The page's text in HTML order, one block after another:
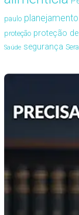
paulo
proteção proteção
Saúde segurança